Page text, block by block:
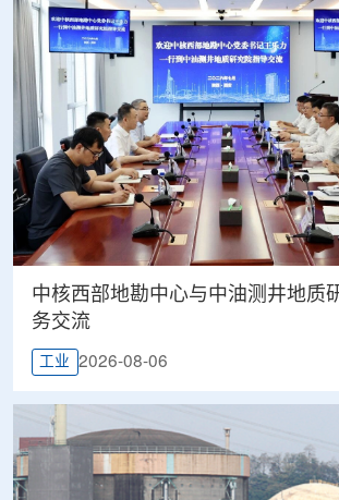
中核西部地勘中心与中油测井地质
务交流
工业 2026-08-06